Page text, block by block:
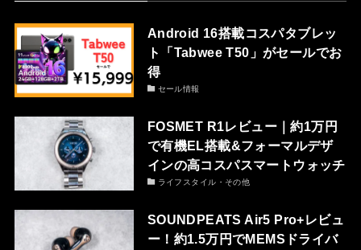
Android 16搭載コスパタブレッ
ト「Tabwee T50」がセールでお
得
セール情報
FOSMET R1レビュー｜約1万円
で有機EL搭載&フォーマルデザ
インの高コスパスマートウォッチ
ライフスタイル・その他
SOUNDPEATS Air5 Pro+レビュ
ー！約1.5万円でMEMSドライバ